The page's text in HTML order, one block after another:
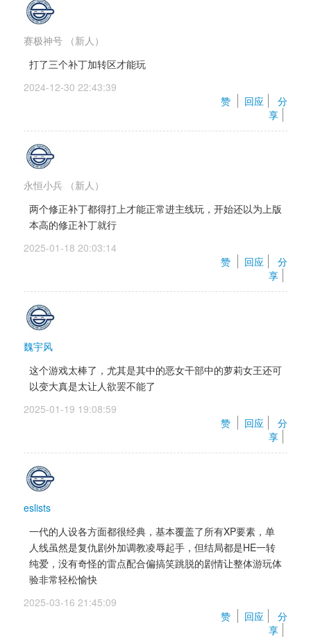
赛极神号
（新人）
打了三个补丁加转区才能玩
2024-12-30 22:43:39
赞
回应
分
享
永恒小兵
（新人）
两个修正补丁都得打上才能正常进主线玩，开始还以为上版
本高的修正补丁就行
2025-01-18 20:03:14
赞
回应
分
享
魏宇风
这个游戏太棒了，尤其是其中的恶女干部中的萝莉女王还可
以变大真是太让人欲罢不能了
2025-01-19 19:08:59
赞
回应
分
享
eslists
一代的人设各方面都很经典，基本覆盖了所有XP要素，单
人线虽然是复仇剧外加调教凌辱起手，但结局都是HE一转
纯爱，没有奇怪的雷点配合偏搞笑跳脱的剧情让整体游玩体
验非常轻松愉快
2025-03-16 21:45:09
赞
回应
分
享